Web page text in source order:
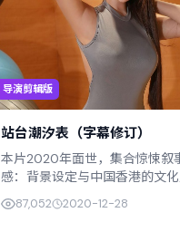
导演剪辑版
站台潮汐表（字幕修订）
本片2020年面世，集合惊悚叙
感：背景设定与中国香港的文
应。导演钟孟宏善用光影与声
感，松坂桃李饰演角色的抉择
87,052 2020-12-28